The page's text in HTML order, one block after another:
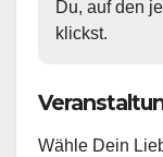
Du, auf den
klickst.
Wähle Dein